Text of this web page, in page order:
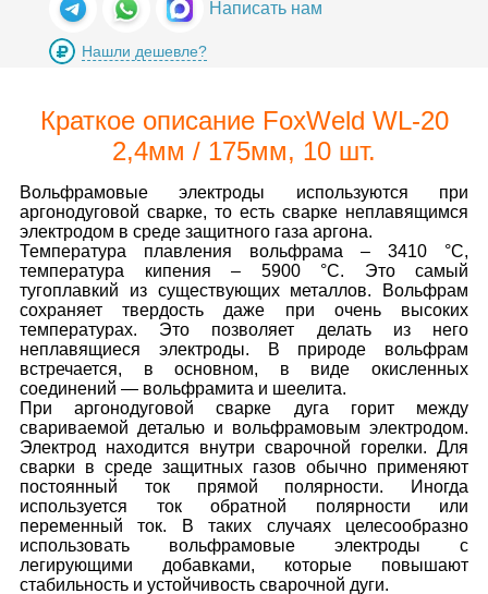
Написать нам
Нашли дешевле?
Краткое описание FoxWeld WL-20
2,4мм / 175мм, 10 шт.
Вольфрамовые электроды используются при
аргонодуговой сварке, то есть сварке неплавящимся
электродом в среде защитного газа аргона.
Температура плавления вольфрама – 3410 °С,
температура кипения – 5900 °С. Это самый
тугоплавкий из существующих металлов. Вольфрам
сохраняет твердость даже при очень высоких
температурах. Это позволяет делать из него
неплавящиеся электроды. В природе вольфрам
встречается, в основном, в виде окисленных
соединений — вольфрамита и шеелита.
При аргонодуговой сварке дуга горит между
свариваемой деталью и вольфрамовым электродом.
Электрод находится внутри сварочной горелки. Для
сварки в среде защитных газов обычно применяют
постоянный ток прямой полярности. Иногда
используется ток обратной полярности или
переменный ток. В таких случаях целесообразно
использовать вольфрамовые электроды с
легирующими добавками, которые повышают
стабильность и устойчивость сварочной дуги.